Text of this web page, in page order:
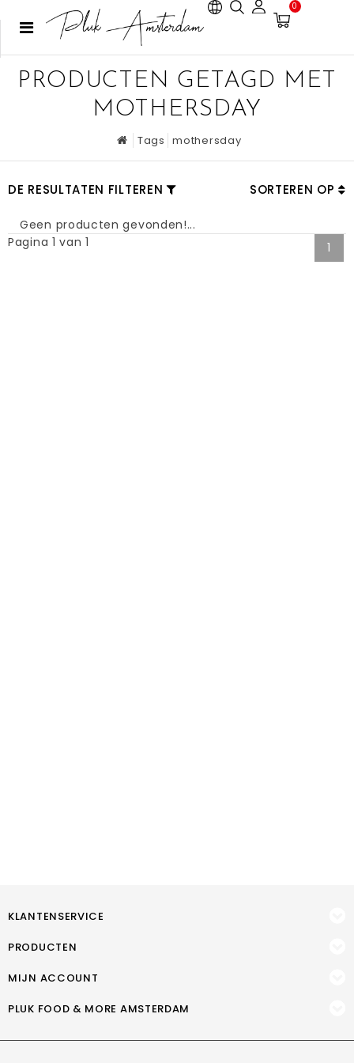
0
PRODUCTEN GETAGD MET
MOTHERSDAY
Tags mothersday
DE RESULTATEN FILTEREN SORTEREN OP
Geen producten gevonden!...
Pagina 1 van 1
1
KLANTENSERVICE
PRODUCTEN
MIJN ACCOUNT
PLUK FOOD & MORE AMSTERDAM